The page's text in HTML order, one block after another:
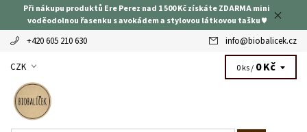
Při nákupu produktů Ere Perez nad 1 500 Kč získáte ZDARMA mini
voděodolnou řasenku s avokádem a stylovou látkovou tašku ♥
+420 605 210 630 info@biobalicek.cz
CZK 0 ks / 0 Kč